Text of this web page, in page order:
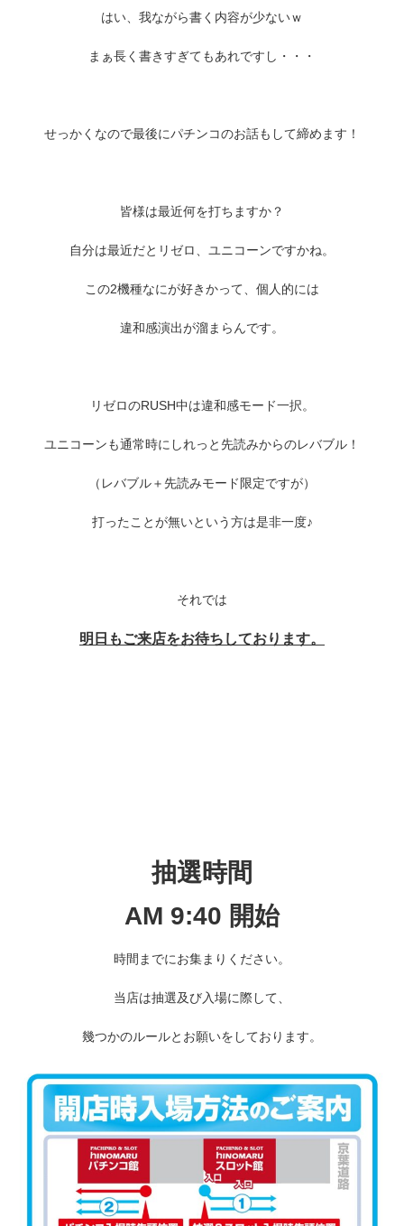
はい、我ながら書く内容が少ないｗ
まぁ長く書きすぎてもあれですし・・・
せっかくなので最後にパチンコのお話もして締めます！
皆様は最近何を打ちますか？
自分は最近だとリゼロ、ユニコーンですかね。
この2機種なにが好きかって、個人的には
違和感演出が溜まらんです。
リゼロのRUSH中は違和感モード一択。
ユニコーンも通常時にしれっと先読みからのレバブル！
（レバブル＋先読みモード限定ですが）
打ったことが無いという方は是非一度♪
それでは
明日もご来店をお待ちしております。
抽選時間
AM 9:40 開始
時間までにお集まりください。
当店は抽選及び入場に際して、
幾つかのルールとお願いをしております。